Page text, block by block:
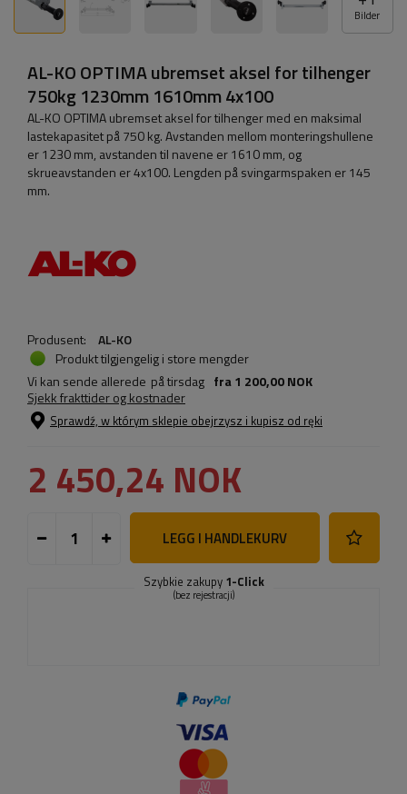
Bilder
AL-KO OPTIMA ubremset aksel for tilhenger
750kg 1230mm 1610mm 4x100
AL-KO OPTIMA ubremset aksel for tilhenger med en maksimal
lastekapasitet på 750 kg. Avstanden mellom monteringshullene
er 1230 mm, avstanden til navene er 1610 mm, og
skrueavstanden er 4x100. Lengden på svingarmspaken er 145
mm.
Produsent:
AL-KO
Produkt tilgjengelig i store mengder
Vi kan sende allerede på tirsdag fra1 200,00 NOK
Sjekk frakttider og kostnader
Sprawdź, w którym sklepie obejrzysz i kupisz od ręki
2 450,24 NOK
LEGG I HANDLEKURV
Szybkie zakupy 1-Click
(bez rejestracji)